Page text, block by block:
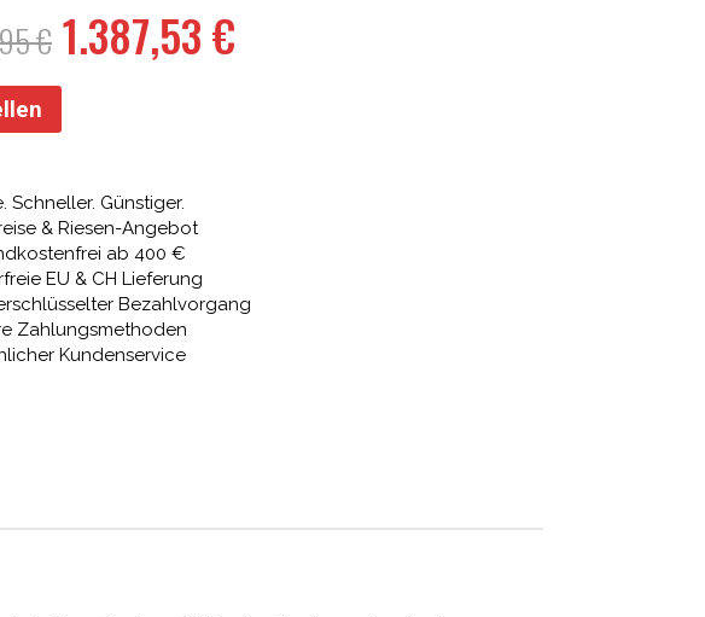
€ Ursprünglicher
Preis
1.387,53€
Schneller. Günstiger.
& Riesen-Angebot
ab 400 €
EU & CH Lieferung
Bezahlvorgang
Zahlungsmethoden
Kundenservice